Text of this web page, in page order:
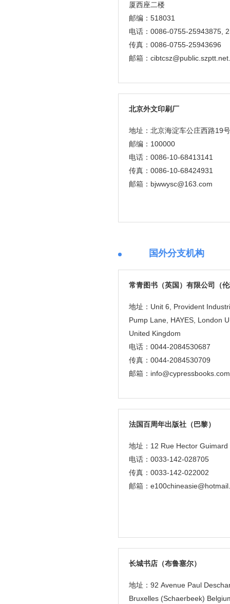
厦西座二楼
邮编：518031
电话：0086-0755-25943875,
传真：0086-0755-25943696
邮箱：
北京外文印刷厂
地址：北京海淀车公庄西路19号
邮编：100000
电话：0086-10-68413141
传真：0086-10-68424931
邮箱：bjwwysc@163.com
国外分支机构
常青图书（英国）有限公司（
地址：Unit 6, Provident
Pump Lane, HAYES, London
United Kingdom
电话：0044-2084530687
传真：0044-2084530709
邮箱：info@cypressbooks.com
法国百周年出版社（巴黎）
地址：12 Rue Hector
电话：0033-142-028705
传真：0033-142-022002
邮箱：
长城书店（布鲁塞尔）
地址：92 Avenue Paul
Bruxelles (Schaerbeek)